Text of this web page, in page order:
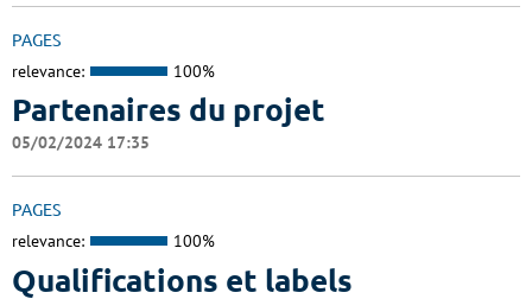
PAGES
relevance: 100%
Partenaires du projet
05/02/2024 17:35
PAGES
relevance: 100%
Qualifications et labels